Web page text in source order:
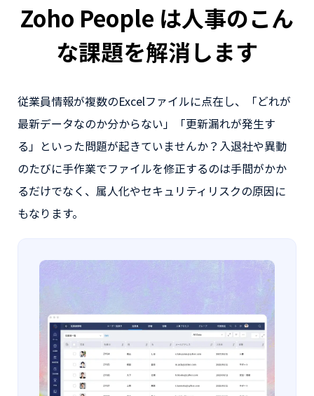
Zoho People は人事のこん
な課題を解消します
従業員情報が複数のExcelファイルに点在し、「どれが
最新データなのか分からない」「更新漏れが発生す
る」といった問題が起きていませんか？入退社や異動
のたびに手作業でファイルを修正するのは手間がかか
るだけでなく、属人化やセキュリティリスクの原因に
もなります。